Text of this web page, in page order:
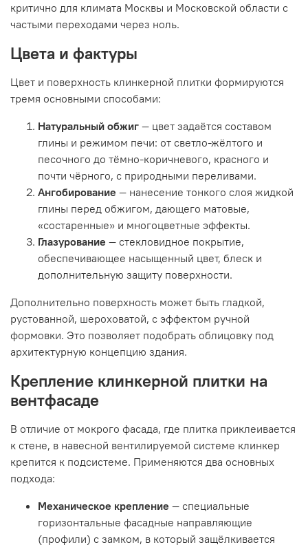
критично для климата Москвы и Московской области с
частыми переходами через ноль.
Цвета и фактуры
Цвет и поверхность клинкерной плитки формируются
тремя основными способами:
Натуральный обжиг — цвет задаётся составом
глины и режимом печи: от светло-жёлтого и
песочного до тёмно-коричневого, красного и
почти чёрного, с природными переливами.
Ангобирование — нанесение тонкого слоя жидкой
глины перед обжигом, дающего матовые,
«состаренные» и многоцветные эффекты.
Глазурование — стекловидное покрытие,
обеспечивающее насыщенный цвет, блеск и
дополнительную защиту поверхности.
Дополнительно поверхность может быть гладкой,
рустованной, шероховатой, с эффектом ручной
формовки. Это позволяет подобрать облицовку под
архитектурную концепцию здания.
Крепление клинкерной плитки на
вентфасаде
В отличие от мокрого фасада, где плитка приклеивается
к стене, в навесной вентилируемой системе клинкер
крепится к подсистеме. Применяются два основных
подхода:
Механическое крепление — специальные
горизонтальные фасадные направляющие
(профили) с замком, в который защёлкивается